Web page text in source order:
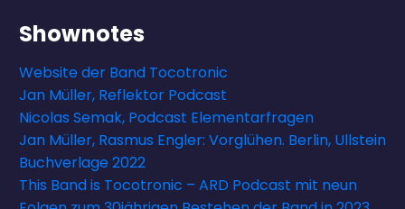
Shownotes
Website der Band Tocotronic
Jan Müller, Reflektor Podcast
Nicolas Semak, Podcast Elementarfragen
Jan Müller, Rasmus Engler: Vorglühen. Berlin, Ullstein
Buchverlage 2022
This Band is Tocotronic – ARD Podcast mit neun